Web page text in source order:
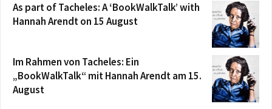
As part of Tacheles: A ‘BookWalkTalk’ with
Hannah Arendt on 15 August
Im Rahmen von Tacheles: Ein
„BookWalkTalk“ mit Hannah Arendt am 15.
August